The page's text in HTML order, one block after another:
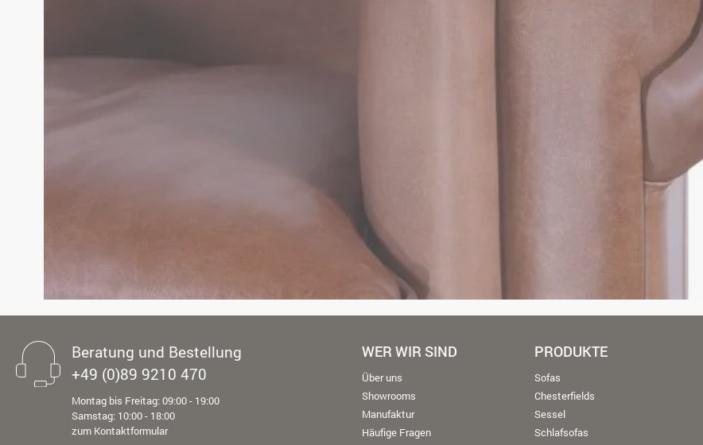
Beratung und Bestellung
+49 (0)89 9210 470
Montag bis Freitag: 09:00 - 19:00
Samstag: 10:00 - 18:00
zum Kontaktformular
WER WIR SIND
Über uns
Showrooms
Manufaktur
Häufige Fragen
PRODUKTE
Sofas
Chesterfields
Sessel
Schlafsofas